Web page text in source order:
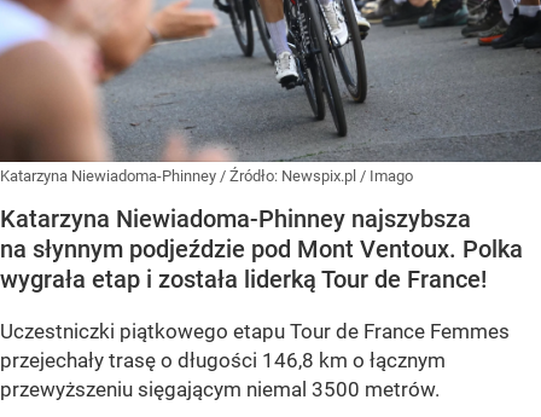
Katarzyna Niewiadoma-Phinney / Źródło: Newspix.pl / Imago
Katarzyna Niewiadoma-Phinney najszybsza
na słynnym podjeździe pod Mont Ventoux. Polka
wygrała etap i została liderką Tour de France!
Uczestniczki piątkowego etapu Tour de France Femmes
przejechały trasę o długości 146,8 km o łącznym
przewyższeniu sięgającym niemal 3500 metrów.